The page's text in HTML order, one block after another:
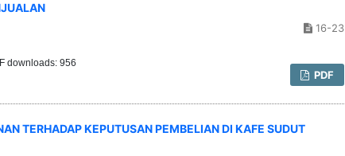
16-23
PDF
downloads: 956
TERHADAP KEPUTUSAN PEMBELIAN DI KAFE SUDUT